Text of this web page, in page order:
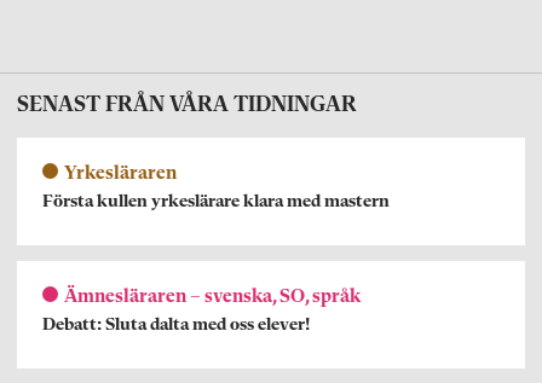
SENAST FRÅN VÅRA TIDNINGAR
Yrkesläraren
Första kullen yrkeslärare klara med mastern
Ämnesläraren – svenska, SO, språk
Debatt: Sluta dalta med oss elever!